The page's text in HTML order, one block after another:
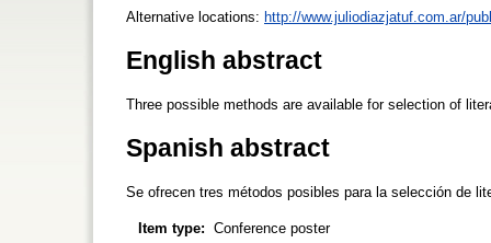
Alternative locations: http://www.juliodiazjatuf.com.ar/
English abstract
Three possible methods are available for selection of
Spanish abstract
Se ofrecen tres métodos posibles para la selección de
Item type: Conference poster